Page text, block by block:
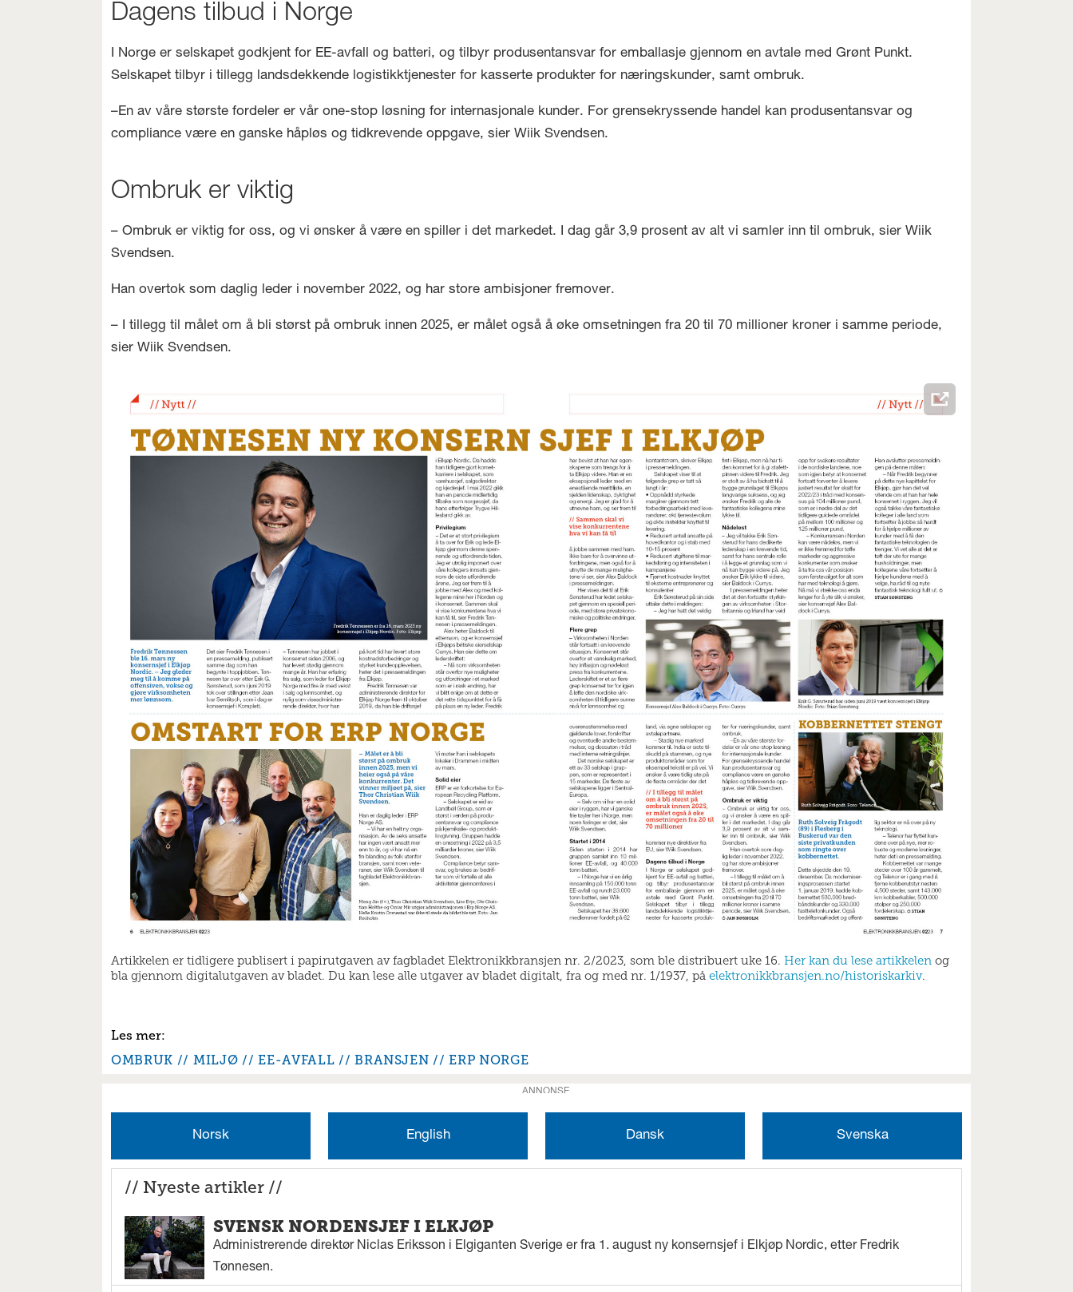
Dagens tilbud i Norge
I Norge er selskapet godkjent for EE-avfall og batteri, og tilbyr produsentansvar for emballasje gjennom en avtale med Grønt Punkt.
Selskapet tilbyr i tillegg landsdekkende logistikktjenester for kasserte produkter for næringskunder, samt ombruk.
–En av våre største fordeler er vår one-stop løsning for internasjonale kunder. For grensekryssende handel kan produsentansvar og
compliance være en ganske håpløs og tidkrevende oppgave, sier Wiik Svendsen.
Ombruk er viktig
– Ombruk er viktig for oss, og vi ønsker å være en spiller i det markedet. I dag går 3,9 prosent av alt vi samler inn til ombruk, sier Wiik
Svendsen.
Han overtok som daglig leder i november 2022, og har store ambisjoner fremover.
– I tillegg til målet om å bli størst på ombruk innen 2025, er målet også å øke omsetningen fra 20 til 70 millioner kroner i samme periode,
sier Wiik Svendsen.
Artikkelen er tidligere publisert i papirutgaven av fagbladet Elektronikkbransjen nr. 2/2023, som ble distribuert uke 16.Her kan du lese artikkelen og
bla gjennom digitalutgaven av bladet. Du kan lese alle utgaver av bladet digitalt, fra og med nr. 1/1937, påelektronikkbransjen.no/historiskarkiv.
OMBRUK MILJØ EE-AVFALL BRANSJEN ERP NORGE
ANNONSE
Norsk English Dansk Svenska
// Nyeste artikler //
SVENSK NORDENSJEF I ELKJØP
Administrerende direktør Niclas Eriksson i Elgiganten Sverige er fra 1. august ny konsernsjef i Elkjøp Nordic, etter Fredrik
Tønnesen.